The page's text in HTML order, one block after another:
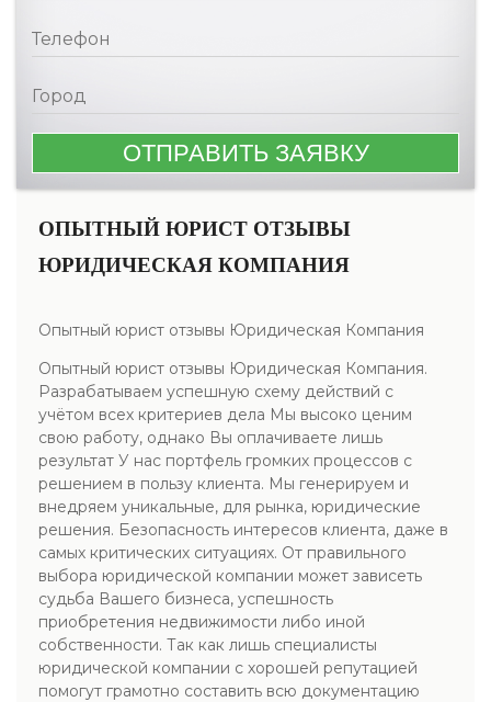
ОПЫТНЫЙ ЮРИСТ ОТЗЫВЫ
ЮРИДИЧЕСКАЯ КОМПАНИЯ
Опытный юрист отзывы Юридическая Компания
Опытный юрист отзывы Юридическая Компания.
Разрабатываем успешную схему действий с
учётом всех критериев дела Мы высоко ценим
свою работу, однако Вы оплачиваете лишь
результат У нас портфель громких процессов с
решением в пользу клиента. Мы генерируем и
внедряем уникальные, для рынка, юридические
решения. Безопасность интересов клиента, даже в
самых критических ситуациях. От правильного
выбора юридической компании может зависеть
судьба Вашего бизнеса, успешность
приобретения недвижимости либо иной
собственности. Так как лишь специалисты
юридической компании с хорошей репутацией
помогут грамотно составить всю документацию